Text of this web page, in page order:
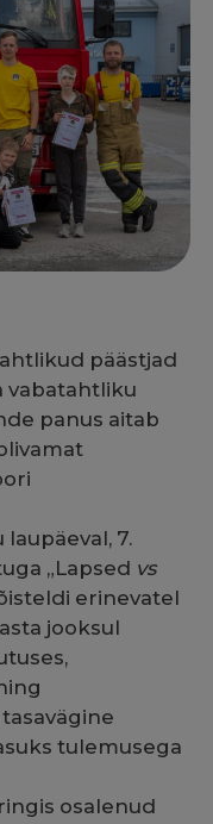
päästjad
vabatahtliku
panus aitab
7.
„Lapsed vs
erinevatel
jooksul
tulemusega
osalenud